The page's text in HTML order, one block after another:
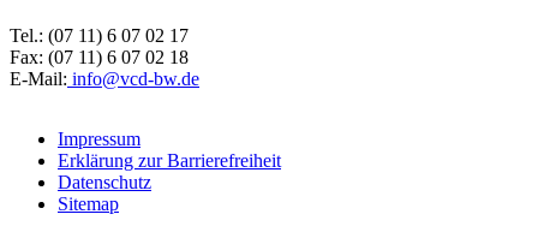
Tel.: (07 11) 6 07 02 17
Fax: (07 11) 6 07 02 18
E-Mail: info@vcd-bw.de
Impressum
Erklärung zur Barrierefreiheit
Datenschutz
Sitemap